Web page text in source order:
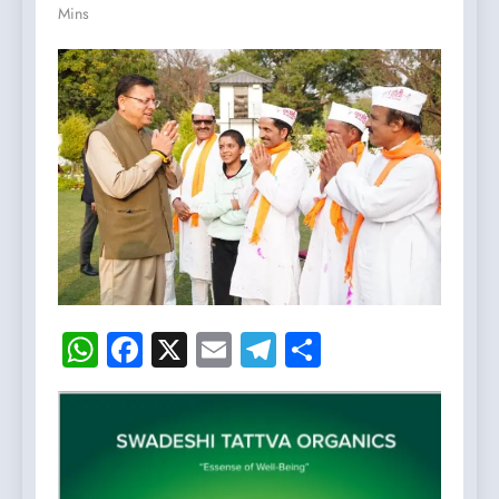
Mins
WhatsApp
Facebook
X EmailTelegram